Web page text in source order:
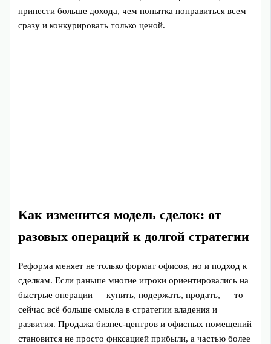
принести больше дохода, чем попытка понравиться всем
сразу и конкурировать только ценой.
Как изменится модель сделок: от
разовых операций к долгой стратегии
Реформа меняет не только формат офисов, но и подход к
сделкам. Если раньше многие игроки ориентировались на
быстрые операции — купить, подержать, продать, — то
сейчас всё больше смысла в стратегии владения и
развития. Продажа бизнес-центров и офисных помещений
становится не просто фиксацией прибыли, а частью более